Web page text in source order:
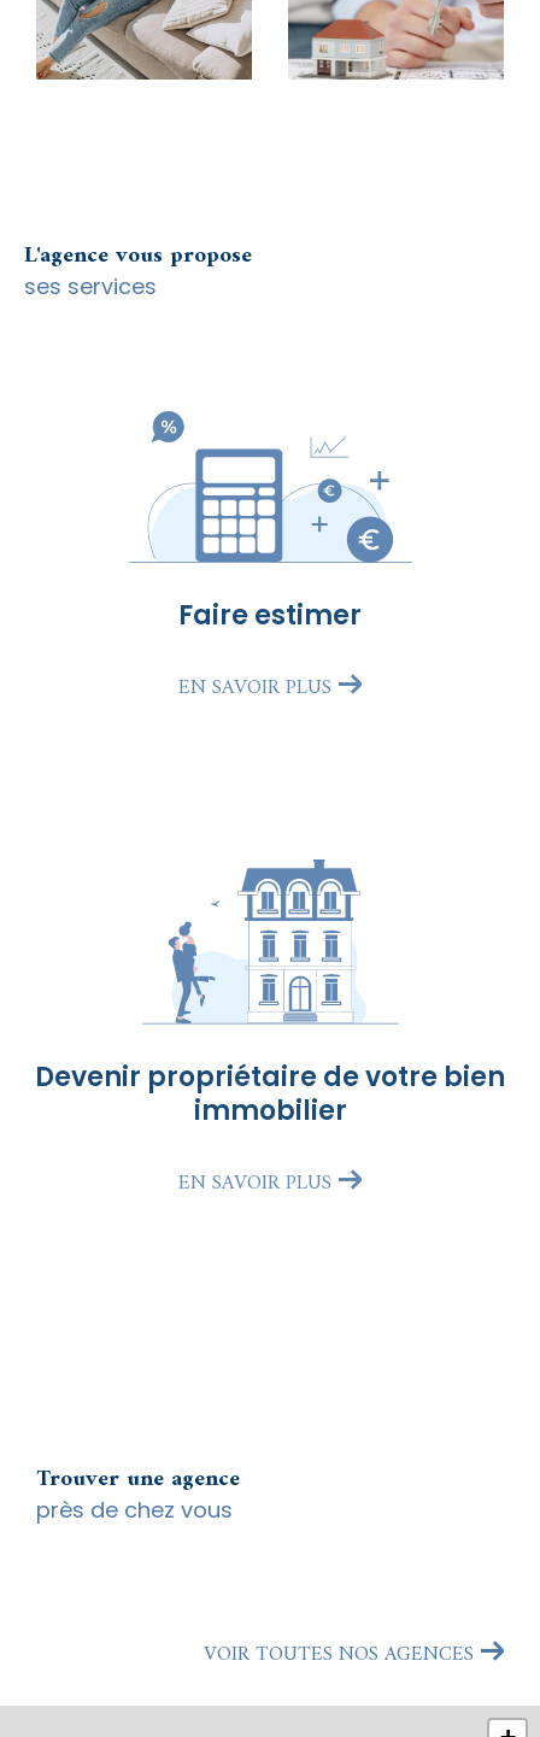
Faire estimer son bien immobilier
Nous sommes aussi à votre écoute si vous
valeur la plus juste possible de votre propriété.
Vous recherchez une agence immobilière à
Talmont Saint-Hilaire ? Faites confiance à CO
l'une de nos deux agences dès
maintenant !
L'agence vous propose
ses services
Faire estimer
EN SAVOIR PLUS
Devenir propriétaire de votre bien
immobilier
EN SAVOIR PLUS
Trouver une agence
près de chez vous
VOIR TOUTES NOS AGENCES